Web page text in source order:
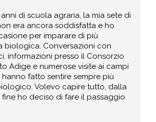
di scuola agraria, la mia sete di
era ancora soddisfatta e ho
per imparare di più
biologica. Conversazioni con
informazioni presso il Consorzio
Adige e numerose visite ai campi
hanno fatto sentire sempre più
Volevo capire tutto, dalla
fine ho deciso di fare il passaggio